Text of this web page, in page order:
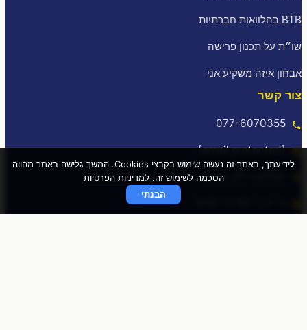
BTB בהלוואות חברתיות
שו״ת על תכנון פרישה
אבחון איזה משקיע אני
צור קשר
077-6070355
[email protected]
לידיעתך, באתר זה נעשה שימוש בקבצי Cookies. המשך גלישה באתר מהווה
הסכמה לשימוש זה.למדיניות הפרטיות
הבנתי